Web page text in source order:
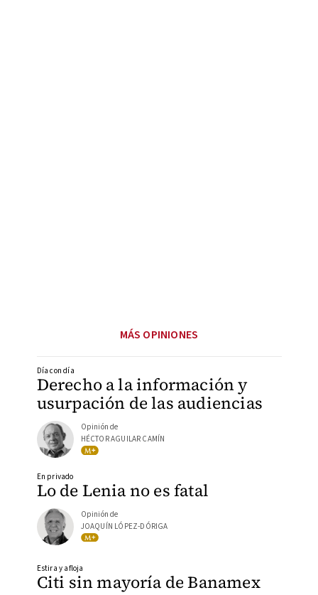
MÁS OPINIONES
Derecho a la información y
usurpación de las audiencias
Día con día
Opinión de
HÉCTOR AGUILAR CAMÍN
Lo de Lenia no es fatal
En privado
Opinión de
JOAQUÍN LÓPEZ-DÓRIGA
Citi sin mayoría de Banamex
Estira y afloja